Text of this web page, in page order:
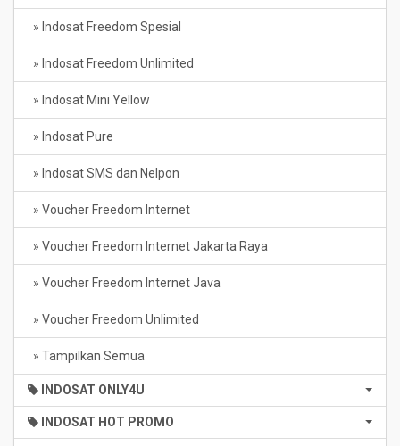
» Indosat Freedom Spesial
» Indosat Freedom Unlimited
» Indosat Mini Yellow
» Indosat Pure
» Indosat SMS dan Nelpon
» Voucher Freedom Internet
» Voucher Freedom Internet Jakarta Raya
» Voucher Freedom Internet Java
» Voucher Freedom Unlimited
» Tampilkan Semua
INDOSAT ONLY4U
INDOSAT HOT PROMO